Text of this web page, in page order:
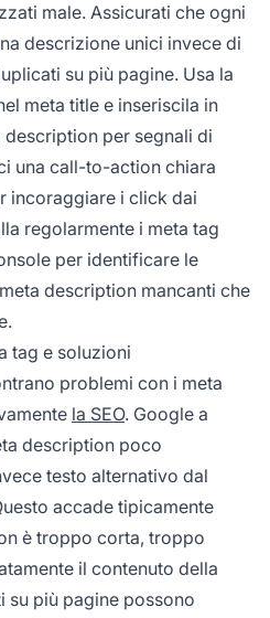
male. Assicurati che ogni
descrizione unici invece di
su più pagine. Usa la
meta title e inseriscila in
per segnali di
una call-to-action chiara
incoraggiare i click dai
regolarmente i meta tag
per identificare le
description mancanti che
tag e soluzioni
problemi con i meta
la SEO. Google a
description poco
testo alternativo dal
accade tipicamente
è troppo corta, troppo
il contenuto della
su più pagine possono